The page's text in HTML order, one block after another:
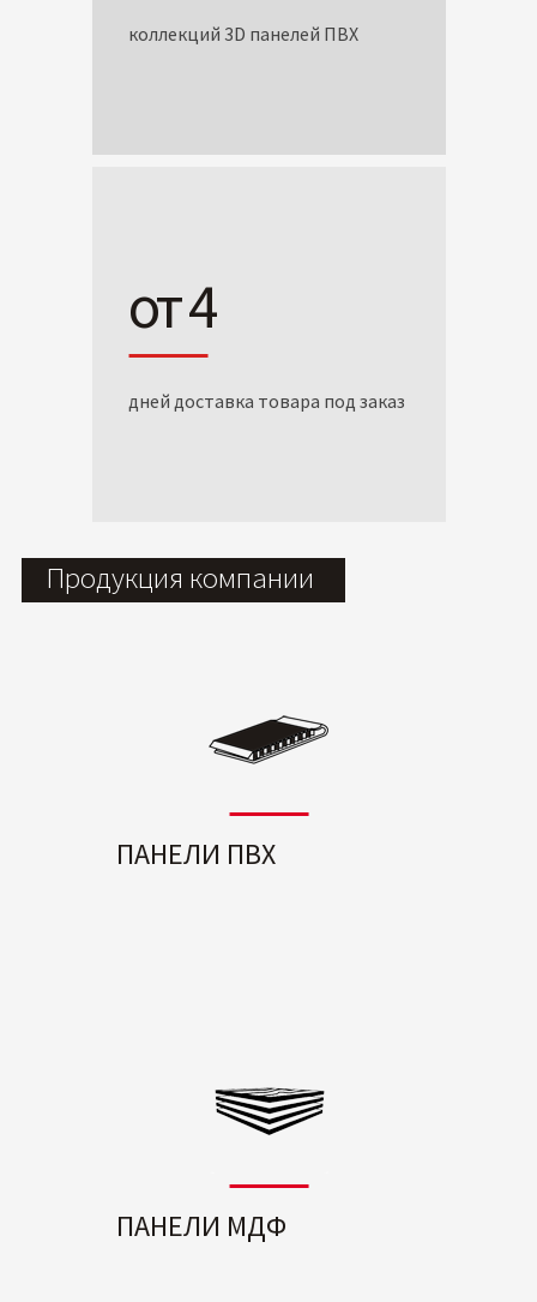
коллекций 3D панелей ПВХ
от 4
дней доставка товара под заказ
Продукция компании
ПАНЕЛИ ПВХ
ПАНЕЛИ МДФ